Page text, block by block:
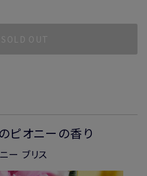
SOLD OUT
ピオニーの香り
ー ブリス